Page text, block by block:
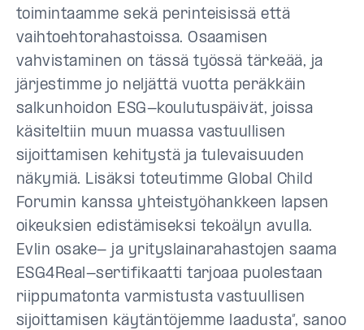
toimintaamme sekä perinteisissä että
vaihtoehtorahastoissa. Osaamisen
vahvistaminen on tässä työssä tärkeää, ja
järjestimme jo neljättä vuotta peräkkäin
salkunhoidon ESG-koulutuspäivät, joissa
käsiteltiin muun muassa vastuullisen
sijoittamisen kehitystä ja tulevaisuuden
näkymiä. Lisäksi toteutimme Global Child
Forumin kanssa yhteistyöhankkeen lapsen
oikeuksien edistämiseksi tekoälyn avulla.
Evlin osake- ja yrityslainarahastojen saama
ESG4Real-sertifikaatti tarjoaa puolestaan
riippumatonta varmistusta vastuullisen
sijoittamisen käytäntöjemme laadusta”, sanoo